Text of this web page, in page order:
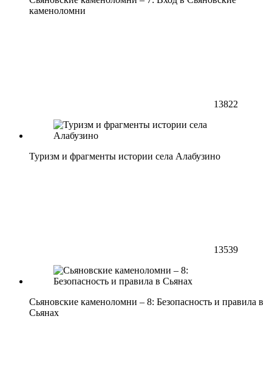
каменоломни
13822
Туризм и фрагменты истории села Алабузино
13539
Сьяновские каменоломни – 8: Безопасность и правила в
Сьянах